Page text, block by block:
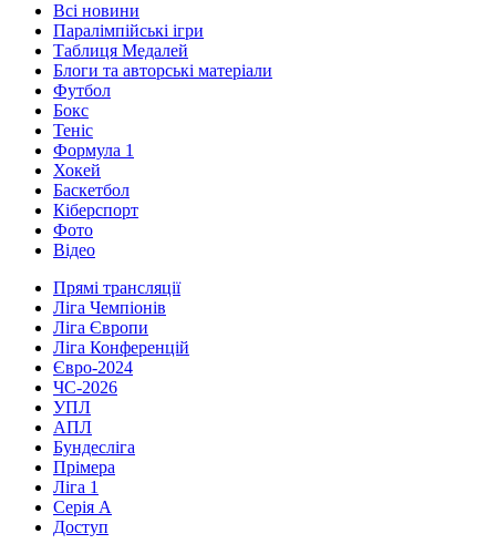
Всі новини
Паралімпійські ігри
Таблиця Медалей
Блоги та авторські матеріали
Футбол
Бокс
Теніс
Формула 1
Хокей
Баскетбол
Кіберспорт
Фото
Відео
Прямі трансляції
Ліга Чемпіонів
Ліга Європи
Ліга Конференцій
Євро-2024
ЧС-2026
УПЛ
АПЛ
Бундесліга
Прімера
Ліга 1
Серія А
Доступ